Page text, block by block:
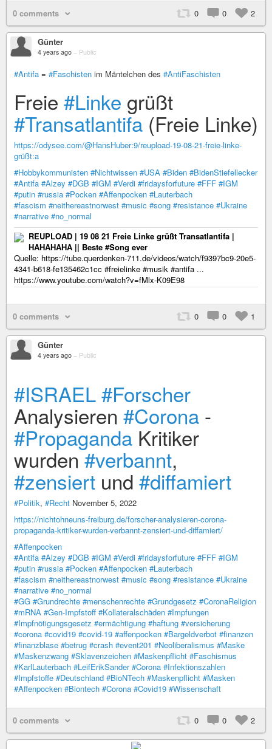
0 comments 0 0 2
Günter
4 years ago – Public
#Antifa = #Faschisten im Mäntelchen des #AntiFaschisten
Freie #Linke grüßt
#Transatlantifa (Freie Linke)
https://odysee.com/@HansHuber:9/reupload-19-08-21-freie-linke-
grüßt:a
#Hobbykommunisten #Nichtwissen #USA #Biden #BidenStiefellecker
#Antifa #Alzey #DGB #IGM #Verdi #fridaysforfuture #FFF #IGM
#putin #russia #Pocken #Affenpocken #Lauterbach
#fascism #neithereastnorwest #music #song #resistance #Ukraine
#narrative #no_normal
REUPLOAD | 19 08 21 Freie Linke grüßt Transatlantifa |
HAHAHAHA || Beste #Song ever
Quelle: https://tube.querdenken-711.de/videos/watch/f9397bc9-20e5-
4341-b618-fe135462c1cc #freielinke #musik #antifa ...
https://www.youtube.com/watch?v=fMlx-K09E98
0 comments 0 0 1
Günter
4 years ago – Public
#ISRAEL#Forscher
Analysieren #Corona -
#Propaganda Kritiker
wurden#verbannt,
#zensiert und #diffamiert
#Politik, #Recht November 5, 2022
https://nichtohneuns-freiburg.de/forscher-analysieren-corona-
propaganda-kritiker-wurden-verbannt-zensiert-und-diffamiert/
#Affenpocken
#Antifa #Alzey #DGB #IGM #Verdi #fridaysforfuture #FFF #IGM
#putin #russia #Pocken #Affenpocken #Lauterbach
#fascism #neithereastnorwest #music #song #resistance #Ukraine
#narrative #no_normal
#GG #Grundrechte #menschenrechte #Grundgesetz #CoronaReligion
#mRNA #Gen-Impfstoff #Kollateralschäden #Impfungen
#Impfnötigungsgesetz #ermächtigung #haftung #versicherung
#corona #covid19 #covid-19 #affenpocken #Bargeldverbot #finanzen
#finanzblase #betrug #crash #event201 #Neoliberalismus #Maske
#Maskenzwang #Sklavenzeichen #Maskenpflicht #Faschismus
#KarlLauterbach #LeifErikSander #Corona #Infektionszahlen
#Impfstoffe #Deutschland #BioNTech #Maskenpflicht #Masken
#Affenpocken #Biontech #Corona #Covid19 #Wissenschaft
0 comments 0 0 2